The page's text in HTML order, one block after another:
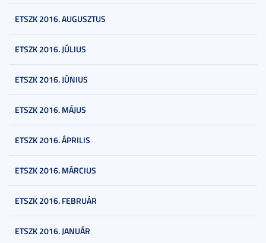
ETSZK 2016. AUGUSZTUS
ETSZK 2016. JÚLIUS
ETSZK 2016. JÚNIUS
ETSZK 2016. MÁJUS
ETSZK 2016. ÁPRILIS
ETSZK 2016. MÁRCIUS
ETSZK 2016. FEBRUÁR
ETSZK 2016. JANUÁR